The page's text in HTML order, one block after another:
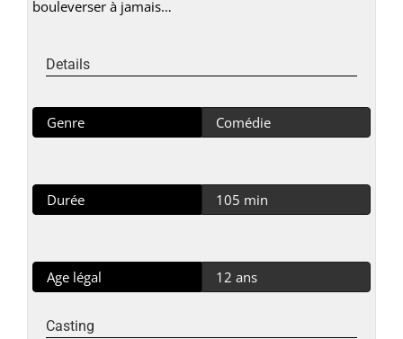
bouleverser à jamais…
Details
Genre Comédie
Durée 105 min
Age légal 12 ans
Casting